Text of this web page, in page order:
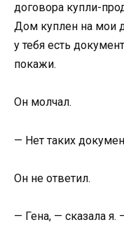
договора купли-
Дом куплен на мои
у тебя есть
покажи.
Он молчал.
— Нет таких
Он не ответил.
— Гена, — сказала я.